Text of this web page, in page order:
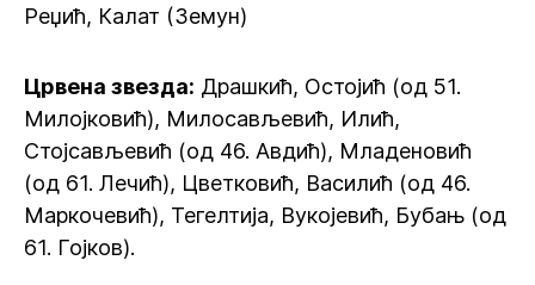
Реџић, Калат (Земун)
Црвена звезда: Драшкић, Остојић (од 51.
Милојковић), Милосављевић, Илић,
Стојсављевић (од 46. Авдић), Младеновић
(од 61. Лечић), Цветковић, Василић (од 46.
Маркочевић), Тегелтија, Вукојевић, Бубањ (од
61. Гојков).